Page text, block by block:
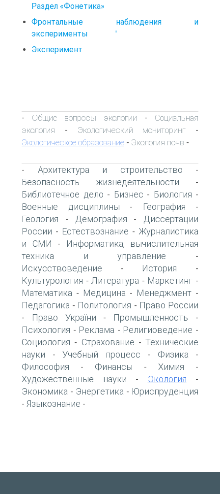
Раздел «Фонетика»
Фронтальные наблюдения и
эксперименты '
Эксперимент
- Общие вопросы экологии - Социальная
экология - Экологический мониторинг -
Экологическое образование - Экология почв -
- Архитектура и строительство -
Безопасность жизнедеятельности -
Библиотечное дело - Бизнес - Биология -
Военные дисциплины - География -
Геология - Демография -
Диссертации
России - Естествознание - Журналистика
и СМИ -
Информатика, вычислительная
техника и управление -
Искусствоведение - История -
Культурология - Литература - Маркетинг -
Математика - Медицина - Менеджмент -
Педагогика - Политология - Право России
- Право України - Промышленность -
Психология - Реклама - Религиоведение -
Социология - Страхование - Технические
науки - Учебный процесс - Физика -
Философия - Финансы - Химия -
Художественные науки - Экология -
Экономика - Энергетика - Юриспруденция
- Языкознание -